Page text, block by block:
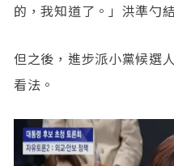
的，我知道了。」洪準勺
但之後，進步派小黨候選
看法。